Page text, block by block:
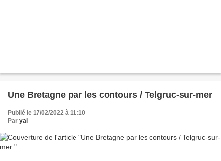
Une Bretagne par les contours / Telgruc-sur-mer
Publié le 17/02/2022 à 11:10
Par yal